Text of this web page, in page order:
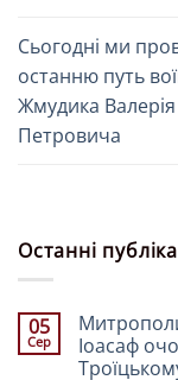
Сьогодні ми
останню путь
Жмудика Валерія
Петровича
Останні
05
Сер
Іоасаф